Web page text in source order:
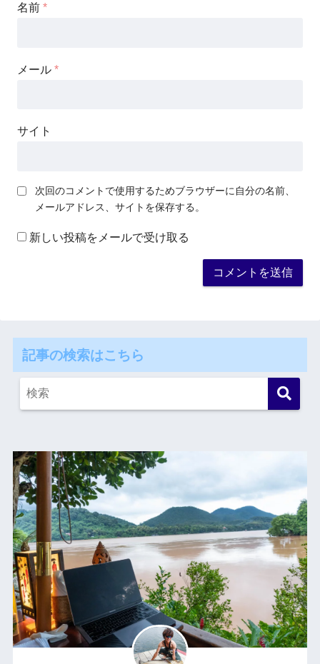
名前 *
メール *
サイト
次回のコメントで使用するためブラウザーに自分の名前、
メールアドレス、サイトを保存する。
新しい投稿をメールで受け取る
記事の検索はこちら